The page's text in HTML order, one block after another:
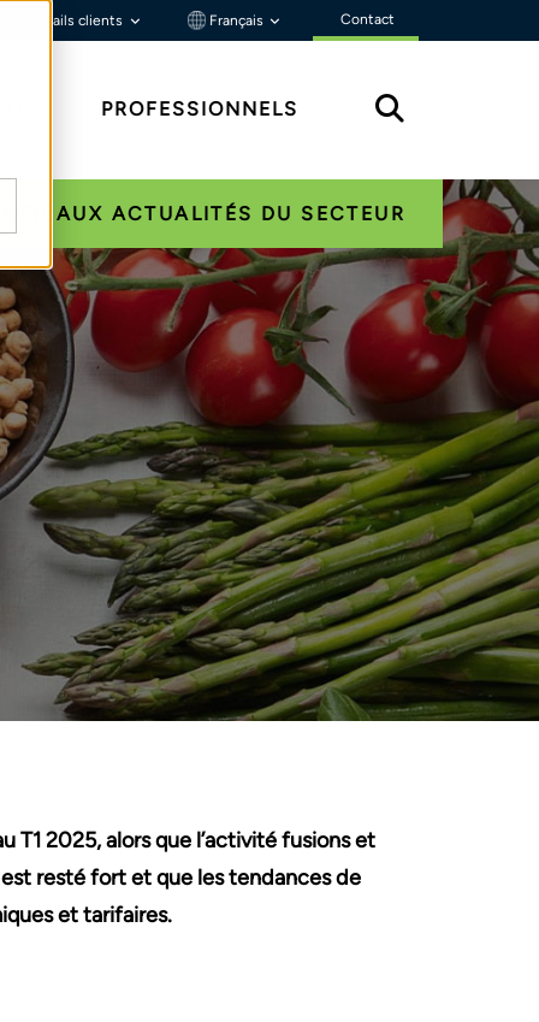
Portails clients Français Contact
PROFESSIONNELS
AUX ACTUALITÉS DU SECTEUR
T1 2025, alors que l’activité fusions et
resté fort et que les tendances de
et tarifaires.